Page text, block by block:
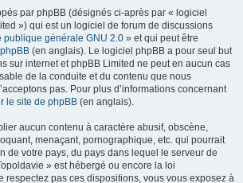
par phpBB (désignés ci-après par « logiciel
») qui est un logiciel de forum de discussions
publique générale GNU 2.0 » et qui peut être
(en anglais). Le logiciel phpBB a pour seul but
sur internet et phpBB Limited ne peut en aucun cas
de la conduite et du contenu que nous
pas. Pour plus d’informations concernant
le site de phpBB (en anglais).
aucun contenu à caractère abusif, obscène,
menaçant, pornographique, etc. qui pourrait
de votre pays, du pays dans lequel le serveur de
» est hébergé ou encore la loi
respectez pas ces dispositions, vous vous exposez à